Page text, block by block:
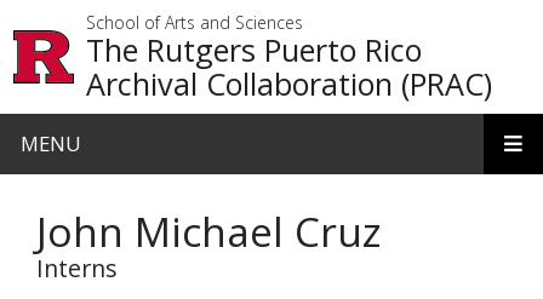
School of Arts and Sciences
The Rutgers Puerto Rico
Archival Collaboration (PRAC)
MENU
John Michael Cruz
Interns